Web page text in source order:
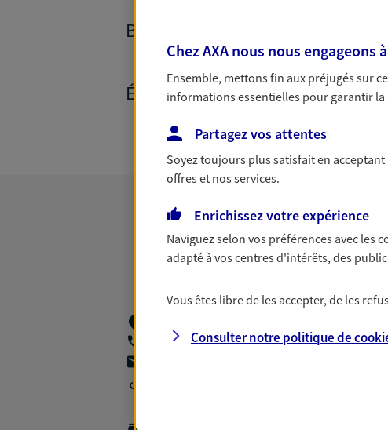
BANQUE ET CRÉDITS
ÉPARGNE ET RETRAITE
06 76 28 68 76
Chez AXA nous nous
Ensemble, mettons fin aux préjugés sur
informations essentielles pour garantir la
Partagez vos attentes
Soyez toujours plus satisfait en acceptant
offres et nos services.
Enrichissez votre expérience
Naviguez selon vos préférences avec les
adapté à vos centres d'intérêts, des
Vous êtes libre de les accepter, de les
Consulter notre politique de